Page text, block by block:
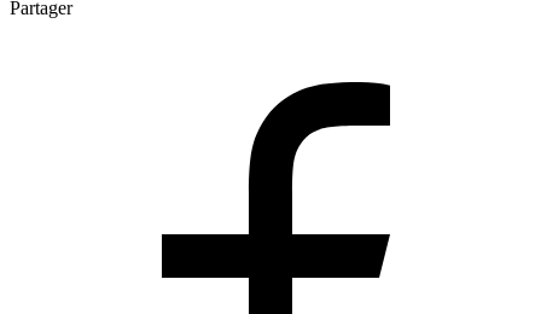
Partager